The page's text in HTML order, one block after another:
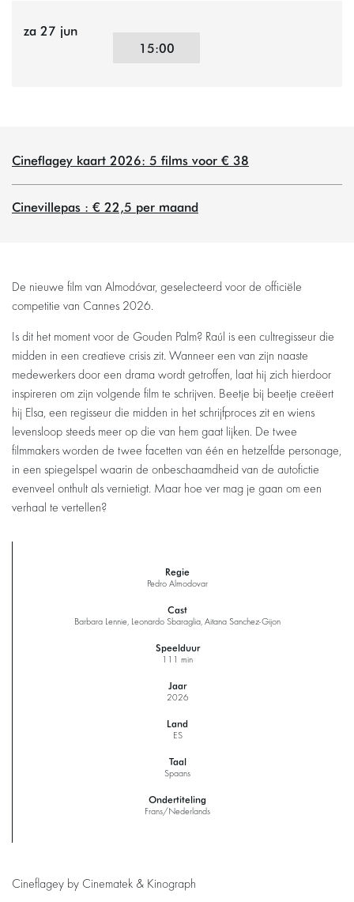
za 27 jun
15:00
Cineflagey kaart 2026: 5 films voor € 38
Cinevillepas : € 22,5 per maand
De nieuwe film van Almodóvar, geselecteerd voor de officiële
competitie van Cannes 2026.
Is dit het moment voor de Gouden Palm? Raúl is een cultregisseur die
midden in een creatieve crisis zit. Wanneer een van zijn naaste
medewerkers door een drama wordt getroffen, laat hij zich hierdoor
inspireren om zijn volgende film te schrijven. Beetje bij beetje creëert
hij Elsa, een regisseur die midden in het schrijfproces zit en wiens
levensloop steeds meer op die van hem gaat lijken. De twee
filmmakers worden de twee facetten van één en hetzelfde personage,
in een spiegelspel waarin de onbeschaamdheid van de autofictie
evenveel onthult als vernietigt. Maar hoe ver mag je gaan om een
verhaal te vertellen?
Regie
Pedro Almodovar
Cast
Barbara Lennie, Leonardo Sbaraglia, Aitana Sanchez-Gijon
Speelduur
111 min
Jaar
2026
Land
ES
Taal
Spaans
Ondertiteling
Frans/Nederlands
Cineflagey by Cinematek & Kinograph